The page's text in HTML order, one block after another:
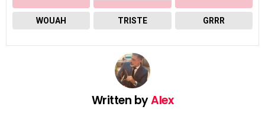
WOUAH TRISTE GRRR
Written byAlex